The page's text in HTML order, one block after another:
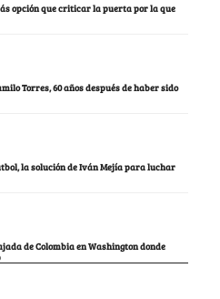
opción que criticar la puerta por la que
Torres, 60 años después de haber sido
la solución de Iván Mejía para luchar
de Colombia en Washington donde